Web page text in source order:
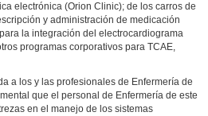
electrónica (Orion Clinic); de los carros de
y administración de medicación
la integración del electrocardiograma
programas corporativos para TCAE,
a los y las profesionales de Enfermería de
que el personal de Enfermería de este
en el manejo de los sistemas